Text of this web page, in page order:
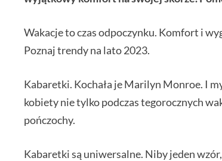
Wakacje to czas odpoczynku. Komfort i
Poznaj trendy na lato 2023.
Kabaretki. Kochała je Marilyn Monroe. I
kobiety nie tylko podczas tegorocznych
pończochy.
Kabaretki są uniwersalne. Niby jeden